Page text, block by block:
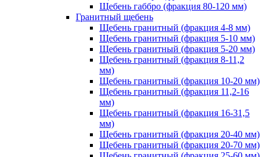
Щебень габбро (фракция 80-120 мм)
Гранитный щебень
Щебень гранитный (фракция 4-8 мм)
Щебень гранитный (фракция 5-10 мм)
Щебень гранитный (фракция 5-20 мм)
Щебень гранитный (фракция 8-11,2
мм)
Щебень гранитный (фракция 10-20 мм)
Щебень гранитный (фракция 11,2-16
мм)
Щебень гранитный (фракция 16-31,5
мм)
Щебень гранитный (фракция 20-40 мм)
Щебень гранитный (фракция 20-70 мм)